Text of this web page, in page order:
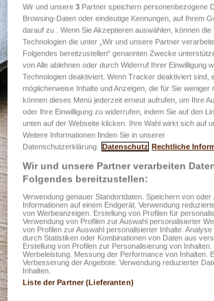
Wir und unsere3 Partner speichern personenbezogene
Browsing-Daten oder eindeutige Kennungen, auf Ihrem
darauf zu . Wenn Sie Akzeptieren auswählen, können die
Technologien die unter „Wir und unsere Partner
Folgendes bereitzustellen“ genannten Zwecke
von Alle ablehnen oder durch Widerruf Ihrer Einwilligung
Technologien deaktiviert. Wenn Tracker deaktiviert sind,
möglicherweise Inhalte und Anzeigen, die für Sie weniger
können dieses Menü jederzeit erneut aufrufen, um Ihre
oder Ihre Einwilligung zu widerrufen, indem Sie auf den
unten auf der Webseite klicken. Ihre Wahl wirkt sich auf
Weitere Informationen finden Sie in unserer
Datenschutzerklärung. Datenschutz Rechtliche
Wir und unsere Partner verarbeiten
Folgendes bereitzustellen:
Verwendung genauer Standortdaten. Speichern von oder
Informationen auf einem Endgerät. Verwendung
von Werbeanzeigen. Erstellung von Profilen für
Verwendung von Profilen zur Auswahl personalisierter
von Profilen zur Auswahl personalisierter Inhalte.
durch Statistiken oder Kombinationen von Daten aus
Erstellung von Profilen zur Personalisierung von
Werbeleistung. Messung der Performance von Inhalten.
Verbesserung der Angebote. Verwendung reduzierter
Inhalten.
Liste der Partner (Lieferanten)